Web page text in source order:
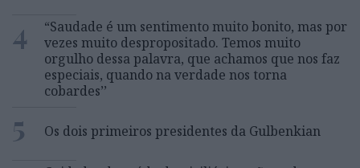
4
“Saudade é um sentimento muito bonito, mas por
vezes muito despropositado. Temos muito
orgulho dessa palavra, que achamos que nos faz
especiais, quando na verdade nos torna
cobardes’’
5 Os dois primeiros presidentes da Gulbenkian